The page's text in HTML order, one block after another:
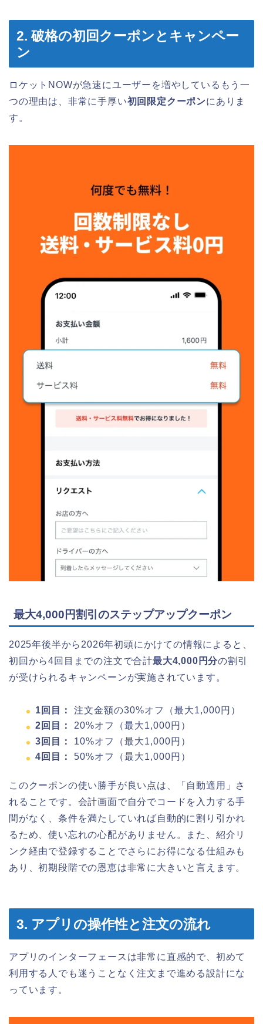
2. 破格の初回クーポンとキャンペー
ン
ロケットNOWが急速にユーザーを増やしているもう一
つの理由は、非常に手厚い初回限定クーポンにありま
す。
最大4,000円割引のステップアップクーポン
2025年後半から2026年初頭にかけての情報によると、
初回から4回目までの注文で合計最大4,000円分の割引
が受けられるキャンペーンが実施されています。
1回目：
注文金額の30%オフ（最大1,000円）
2回目：
20%オフ（最大1,000円）
3回目：
10%オフ（最大1,000円）
4回目：
50%オフ（最大1,000円）
このクーポンの使い勝手が良い点は、「自動適用」さ
れることです。会計画面で自分でコードを入力する手
間がなく、条件を満たしていれば自動的に割り引かれ
るため、使い忘れの心配がありません。また、紹介リ
ンク経由で登録することでさらにお得になる仕組みも
あり、初期段階での恩恵は非常に大きいと言えます。
3. アプリの操作性と注文の流れ
アプリのインターフェースは非常に直感的で、初めて
利用する人でも迷うことなく注文まで進める設計にな
っています。